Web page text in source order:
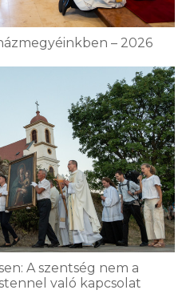
– 2026
A szentség nem a
való kapcsolat